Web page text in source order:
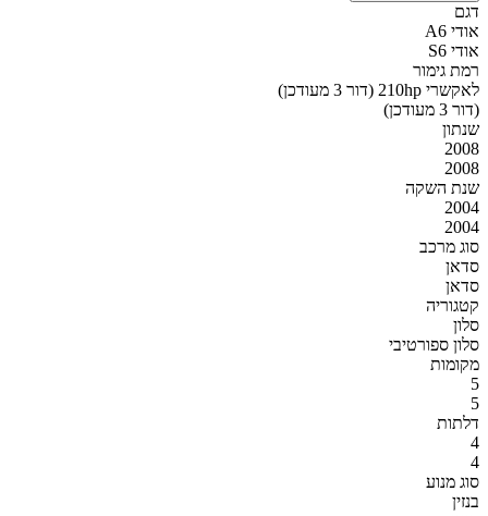
דגם
אודי A6
אודי S6
רמת גימור
לאקשרי 210hp (דור 3 מעודכן)
(דור 3 מעודכן)
שנתון
2008
2008
שנת השקה
2004
2004
סוג מרכב
סדאן
סדאן
קטגוריה
סלון
סלון ספורטיבי
מקומות
5
5
דלתות
4
4
סוג מנוע
בנזין